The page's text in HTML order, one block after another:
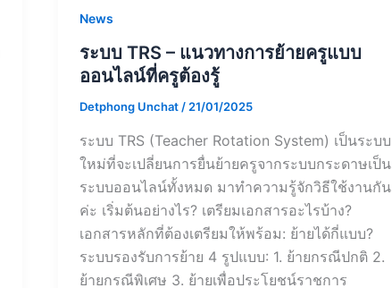
News
ระบบ TRS – แนวทางการย้ายครูแบบ
ออนไลน์ที่ครูต้องรู้
Detphong Unchat / 21/01/2025
ระบบ TRS (Teacher Rotation System) เป็นระบบ
ใหม่ที่จะเปลี่ยนการยื่นย้ายครูจากระบบกระดาษเป็น
ระบบออนไลน์ทั้งหมด มาทำความรู้จักวิธีใช้งานกัน
ค่ะ เริ่มต้นอย่างไร? เตรียมเอกสารอะไรบ้าง?
เอกสารหลักที่ต้องเตรียมให้พร้อม: ย้ายได้กี่แบบ?
ระบบรองรับการย้าย 4 รูปแบบ: 1. ย้ายกรณีปกติ 2.
ย้ายกรณีพิเศษ 3. ย้ายเพื่อประโยชน์ราชการ